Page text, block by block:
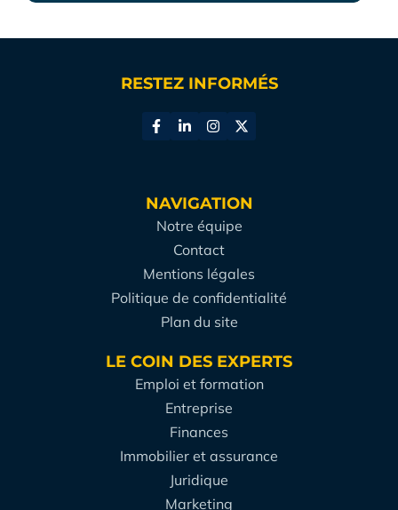
LE COIN DES EXPERTS
Emploi et formation
Entreprise
Finances
Immobilier et assurance
Juridique
Marketing
NAVIGATION
Notre équipe
Contact
Mentions légales
Politique de confidentialité
Plan du site
RESTEZ INFORMÉS